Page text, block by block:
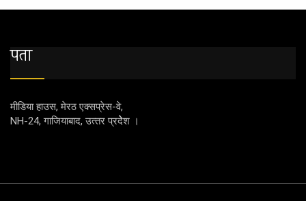
पता
मीडिया हाउस, मेरठ एक्‍सप्रेस-वे,
NH-24, गाजियाबाद, उत्‍तर प्रदेेेेश ।